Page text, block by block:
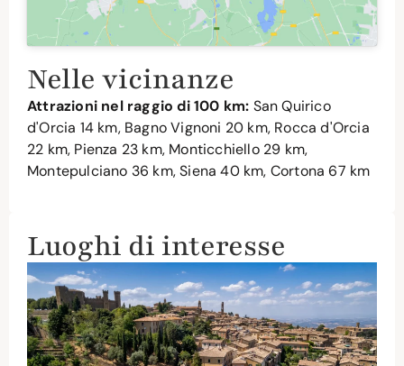
Nelle vicinanze
Attrazioni nel raggio di 100 km: San Quirico
d'Orcia 14 km, Bagno Vignoni 20 km, Rocca d'Orcia
22 km, Pienza 23 km, Monticchiello29 km,
Montepulciano 36 km,Siena 40 km, Cortona 67 km
Luoghi di interesse